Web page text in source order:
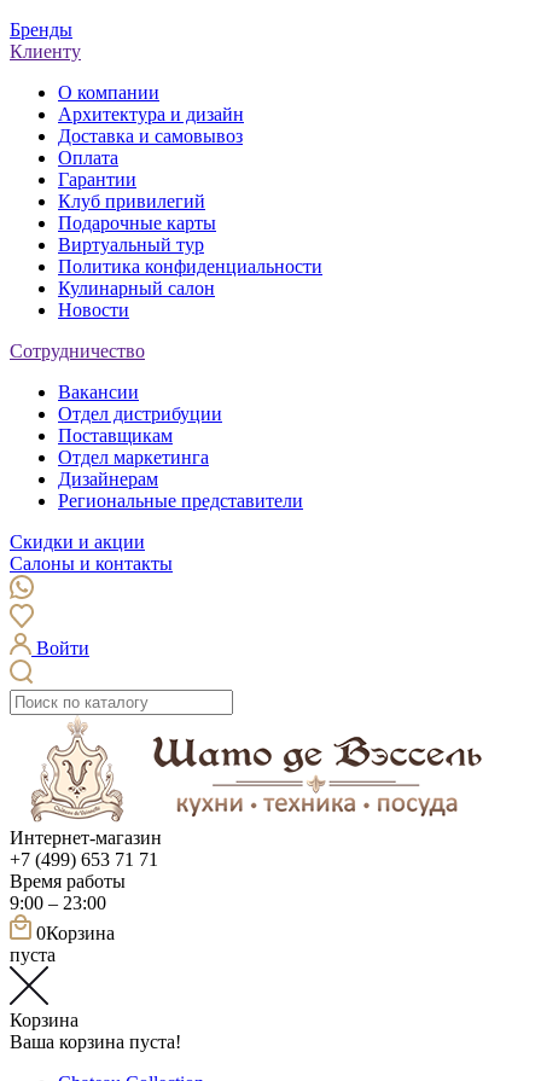
Бренды
Клиенту
О компании
Архитектура и дизайн
Доставка и самовывоз
Оплата
Гарантии
Клуб привилегий
Подарочные карты
Виртуальный тур
Политика конфиденциальности
Кулинарный салон
Новости
Сотрудничество
Вакансии
Отдел дистрибуции
Поставщикам
Отдел маркетинга
Дизайнерам
Региональные представители
Скидки и акции
Салоны и контакты
Войти
Интернет-магазин
+7 (499) 653 71 71
Время работы
9:00 – 23:00
0Корзина
пуста
Корзина
Ваша корзина пуста!